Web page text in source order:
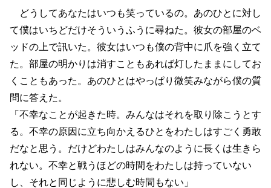
どうしてあなたはいつも笑っているの。あのひとに対し
て僕はいちどだけそういうふうに尋ねた。彼女の部屋のベ
ッドの上で訊いた。彼女はいつも僕の背中に爪を強く立て
た。部屋の明かりは消すこともあれば灯したままにしてお
くこともあった。あのひとはやっぱり微笑みながら僕の質
問に答えた。
「不幸なことが起きた時。みんなはそれを取り除こうとす
る。不幸の原因に立ち向かえるひとをわたしはすごく勇敢
だなと思う。だけどわたしはみんなのように長くは生きら
れない。不幸と戦うほどの時間をわたしは持っていない
し、それと同じように悲しむ時間もない」